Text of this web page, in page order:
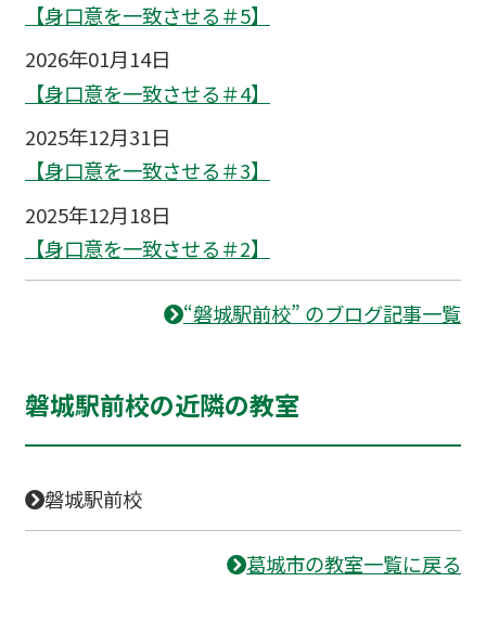
【身口意を一致させる＃5】
2026年01月14日
【身口意を一致させる＃4】
2025年12月31日
【身口意を一致させる＃3】
2025年12月18日
【身口意を一致させる＃2】
“磐城駅前校” のブログ記事一覧
磐城駅前校の近隣の教室
磐城駅前校
葛城市の教室一覧に戻る